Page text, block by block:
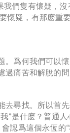
們隻有懷疑，
懷疑，有那麽重
。爲何我們可以
痛苦和解脫的問
尋找。所以首
”是什麽？普通人
認爲這個永恆的